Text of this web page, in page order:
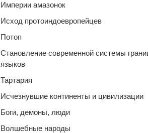
Империи амазонок
Исход протоиндоевропейцев
Потоп
Становление современной системы
языков
Тартария
Исчезнувшие континенты и цивилизации
Боги, демоны, люди
Волшебные народы